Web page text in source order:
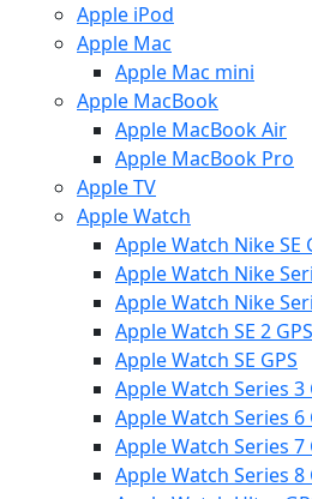
Apple iPod
Apple Mac
Apple Mac mini
Apple MacBook
Apple MacBook Air
Apple MacBook Pro
Apple TV
Apple Watch
Apple Watch Nike SE
Apple Watch Nike
Apple Watch Nike
Apple Watch SE 2 GPS
Apple Watch SE GPS
Apple Watch Series 3
Apple Watch Series 6
Apple Watch Series 7
Apple Watch Series 8